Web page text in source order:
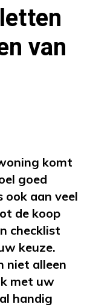
van
komt
goed
ook aan veel
de koop
checklist
keuze.
niet alleen
met uw
handig